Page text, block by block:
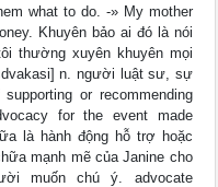
what to do. -» My mother
Khuyên bảo ai đó là nói
thường xuyên khuyên mọi
n. người luật sư, sự
or recommending
for the event made
là hành động hỗ trợ hoặc
mạnh mẽ của Janine cho
muốn chú ý. advocate